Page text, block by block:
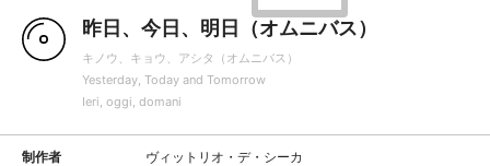
昨日、今日、明日（オムニバス）
キノウ、キョウ、アシタ（オムニバス）
Yesterday, Today and Tomorrow
Ieri, oggi, domani
制作者 ヴィットリオ・デ・シーカ